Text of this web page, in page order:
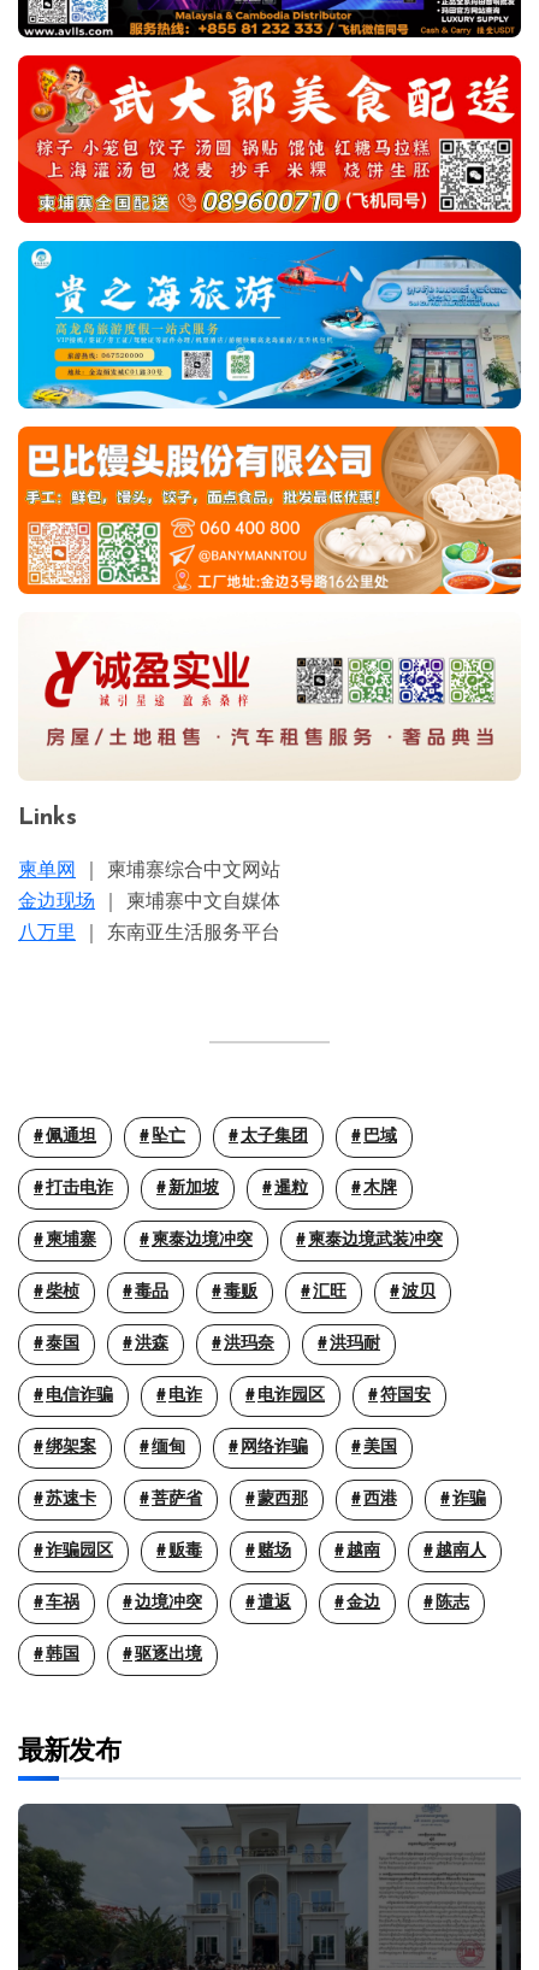
Links
柬单网
｜ 柬埔寨综合中文网站
金边现场 ｜ 柬埔寨中文自媒体
八万里
｜ 东南亚生活服务平台
佩通坦 坠亡 太子集团 巴域
打击电诈 新加坡 暹粒 木牌
柬埔寨 柬泰边境冲突 柬泰边境武装冲突
柴桢 毒品 毒贩 汇旺 波贝
泰国 洪森 洪玛奈 洪玛耐
电信诈骗 电诈 电诈园区 符国安
绑架案 缅甸 网络诈骗 美国
苏速卡 菩萨省 蒙西那 西港 诈骗
诈骗园区 贩毒 赌场 越南 越南人
车祸 边境冲突 遣返 金边 陈志
韩国 驱逐出境
最新发布